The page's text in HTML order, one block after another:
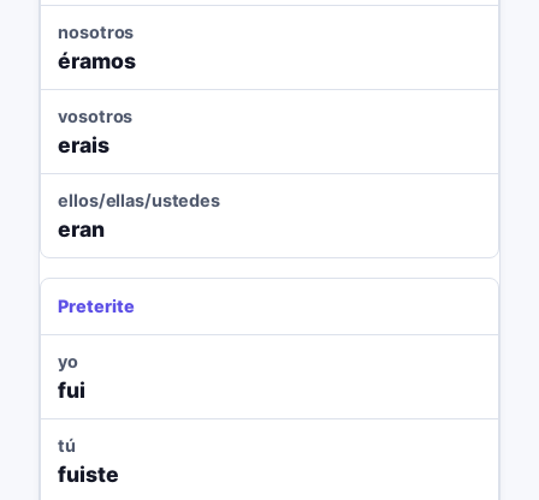
nosotros
éramos
vosotros
erais
ellos/ellas/ustedes
eran
Preterite
yo
fui
tú
fuiste